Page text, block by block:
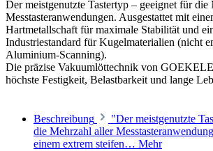
Der meistgenutzte Tastertyp – geeignet für die
Messtasteranwendungen. Ausgestattet mit
Hartmetallschaft für maximale Stabilität und
Industriestandard für Kugelmaterialien (nicht
Aluminium-Scanning).
Die präzise Vakuumlöttechnik von
höchste Festigkeit, Belastbarkeit und lange
Beschreibung
"Der meistgenutzte
die Mehrzahl aller
einem extrem steifen… Mehr